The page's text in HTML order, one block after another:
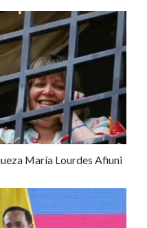
María Lourdes Afiuni